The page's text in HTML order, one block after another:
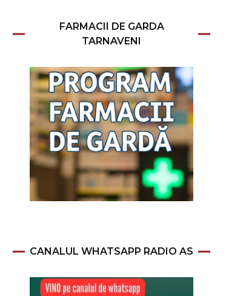
FARMACII DE GARDA
TARNAVENI
CANALUL WHATSAPP RADIO AS